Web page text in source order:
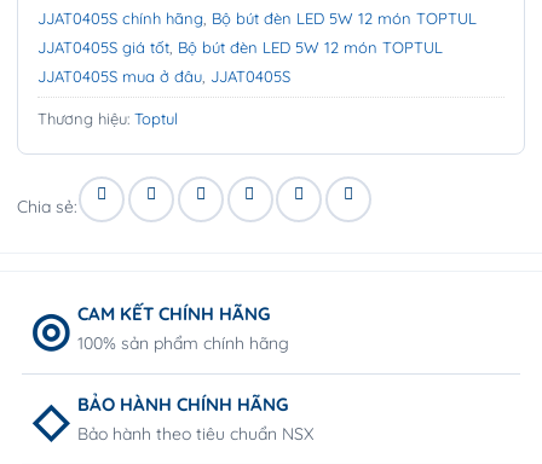
JJAT0405S chính hãng Bộ bút đèn LED 5W 12 món TOPTUL
JJAT0405S giá tốt Bộ bút đèn LED 5W 12 món TOPTUL
JJAT0405S mua ở đâu JJAT0405S
Thương hiệu: Toptul
Chia sẻ:
CAM KẾT CHÍNH HÃNG
100% sản phẩm chính hãng
BẢO HÀNH CHÍNH HÃNG
Bảo hành theo tiêu chuẩn NSX